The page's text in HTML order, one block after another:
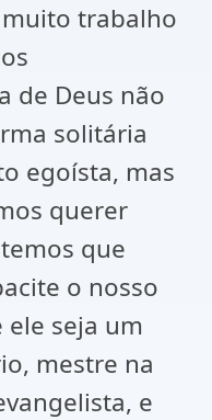
trabalho
de Deus não
solitária
egoísta, mas
querer
que
o nosso
seja um
mestre na
e